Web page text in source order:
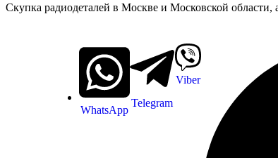
Скупка радиодеталей в Москве и Московской области,
WhatsApp
Telegram
Viber